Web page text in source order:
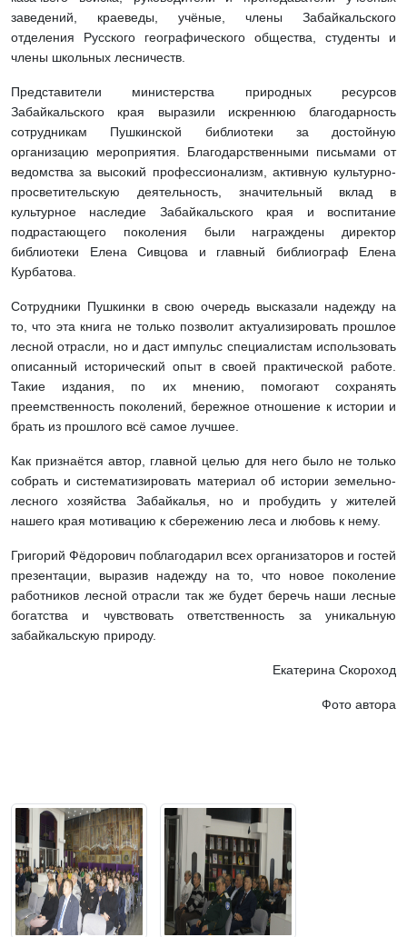
заведений, краеведы, учёные, члены Забайкальского
отделения Русского географического общества, студенты и
члены школьных лесничеств.
Представители министерства природных ресурсов
Забайкальского края выразили искреннюю благодарность
сотрудникам Пушкинской библиотеки за достойную
организацию мероприятия. Благодарственными письмами от
ведомства за высокий профессионализм, активную культурно-
просветительскую деятельность, значительный вклад в
культурное наследие Забайкальского края и воспитание
подрастающего поколения были награждены директор
библиотеки Елена Сивцова и главный библиограф Елена
Курбатова.
Сотрудники Пушкинки в свою очередь высказали надежду на
то, что эта книга не только позволит актуализировать прошлое
лесной отрасли, но и даст импульс специалистам использовать
описанный исторический опыт в своей практической работе.
Такие издания, по их мнению, помогают сохранять
преемственность поколений, бережное отношение к истории и
брать из прошлого всё самое лучшее.
Как признаётся автор, главной целью для него было не только
собрать и систематизировать материал об истории земельно-
лесного хозяйства Забайкалья, но и пробудить у жителей
нашего края мотивацию к сбережению леса и любовь к нему.
Григорий Фёдорович поблагодарил всех организаторов и гостей
презентации, выразив надежду на то, что новое поколение
работников лесной отрасли так же будет беречь наши лесные
богатства и чувствовать ответственность за уникальную
забайкальскую природу.
Екатерина Скороход
Фото автора